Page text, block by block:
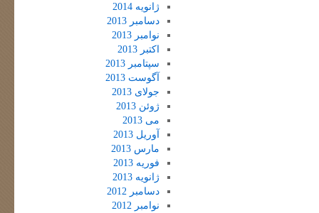
ژانویه 2014
دسامبر 2013
نوامبر 2013
اکتبر 2013
سپتامبر 2013
آگوست 2013
جولای 2013
ژوئن 2013
می 2013
آوریل 2013
مارس 2013
فوریه 2013
ژانویه 2013
دسامبر 2012
نوامبر 2012